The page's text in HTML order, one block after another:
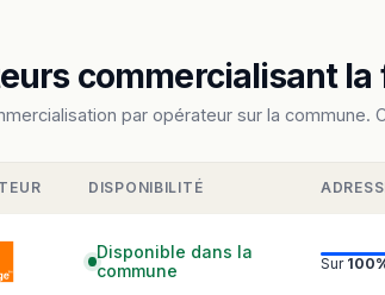
commercialisant
par opérateur sur la commune.
DISPONIBILITÉ
Disponible dans la
commune
Sur